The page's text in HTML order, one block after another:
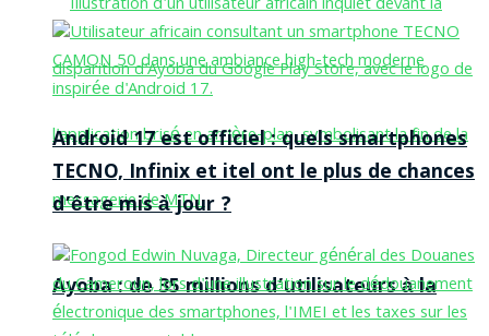
Ayoba : de 35 millions d’utilisateurs à la
Android 17 est officiel : quels smartphones
TECNO, Infinix et itel ont le plus de chances
d’être mis à jour ?